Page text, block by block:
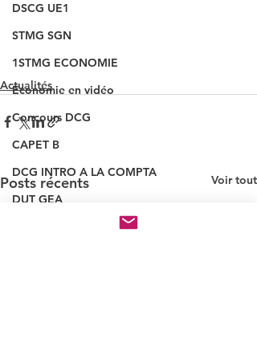
DSCG UE1
STMG SGN
1STMG ECONOMIE
Economie en vidéo
Concours DCG
CAPET B
DCG INTRO A LA COMPTA
DUT GEA
Actualités
Posts récents Voir tout